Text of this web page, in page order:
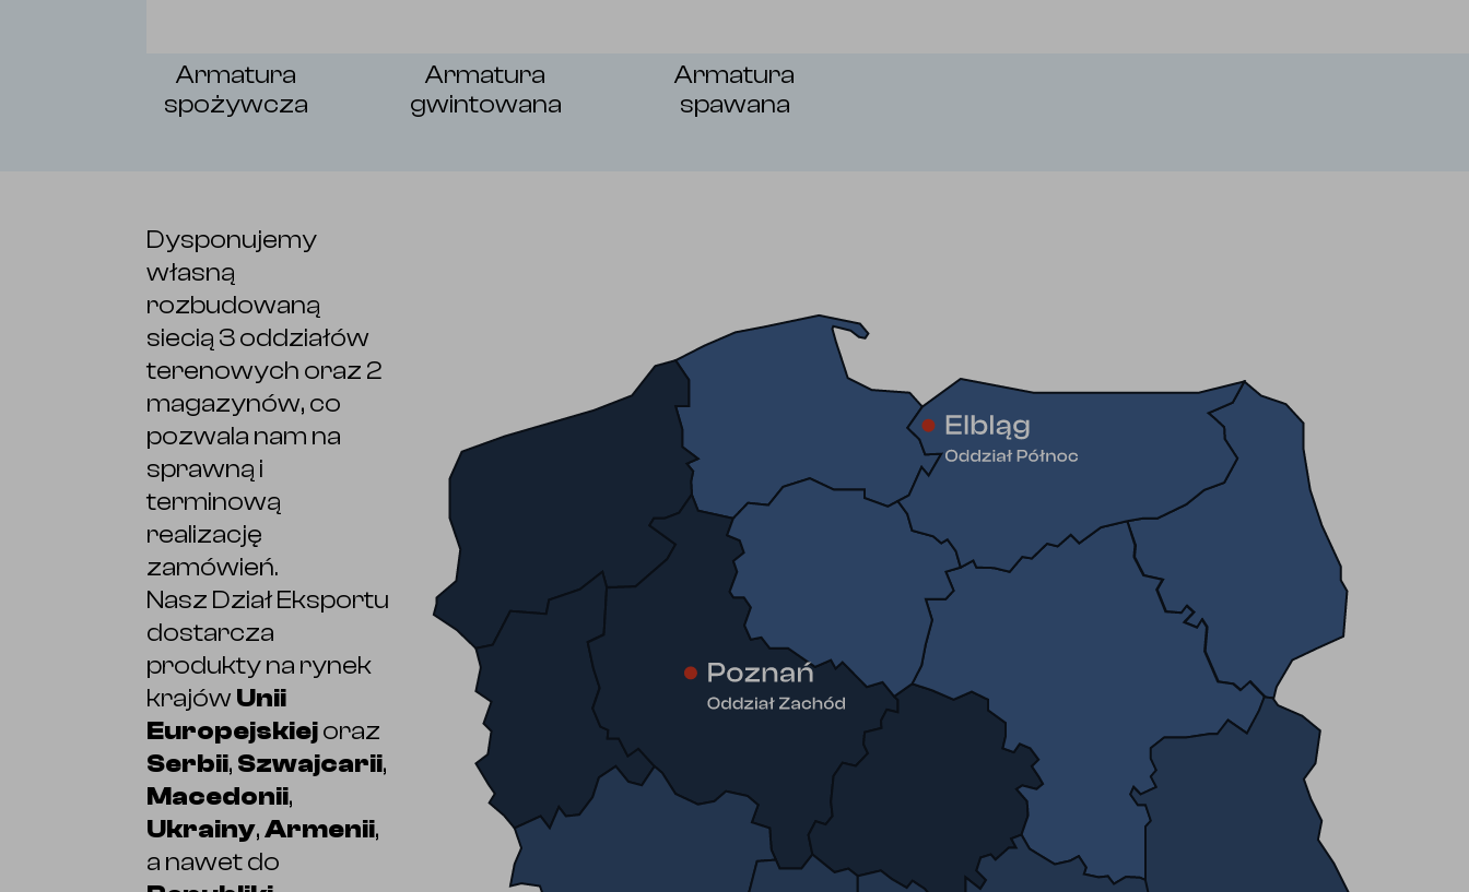
Armatura
spożywcza
Armatura
gwintowana
Armatura
spawana
Dysponujemy
własną
rozbudowaną
siecią 3 oddziałów
terenowych oraz 2
magazynów, co
pozwala nam na
sprawną i
terminową
realizację
zamówień.
Nasz Dział Eksportu
dostarcza
produkty na rynek
krajówUnii
Europejskiejoraz
Serbii, Szwajcarii,
Macedonii,
Ukrainy,Armenii,
a nawet do